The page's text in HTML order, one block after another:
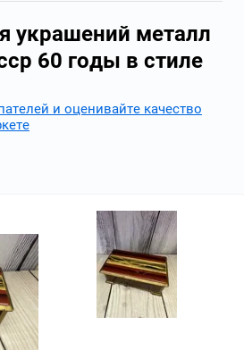
украшений металл
60 годы в стиле